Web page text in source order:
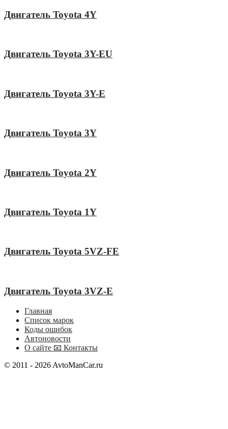
Двигатель Toyota 4Y
Двигатель Toyota 3Y-EU
Двигатель Toyota 3Y-E
Двигатель Toyota 3Y
Двигатель Toyota 2Y
Двигатель Toyota 1Y
Двигатель Toyota 5VZ-FE
Двигатель Toyota 3VZ-E
Главная
Список марок
Коды ошибок
Автоновости
О сайте 📧 Контакты
© 2011 - 2026 AvtoManCar.ru